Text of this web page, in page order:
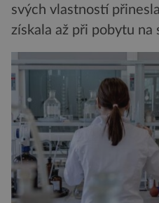
svých vlastností
získala až při pobytu na